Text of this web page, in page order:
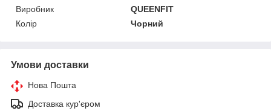
Виробник
QUEENFIT
Колір
Чорний
Умови доставки
Нова Пошта
Доставка кур'єром